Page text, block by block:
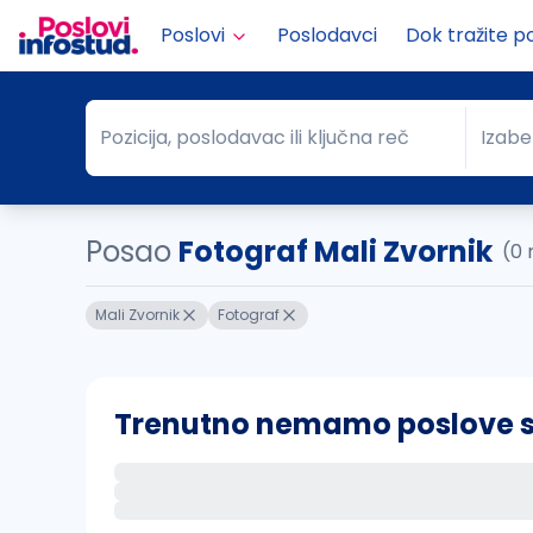
Poslovi Poslodavci Dok tražite
Pozicija, poslodavac ili ključna reč
Pozicija, poslodavac ili ključna reč Grad
Posao Fotograf Mali Zvornik (0
Mali Zvornik Fotograf
Trenutno nemamo poslove